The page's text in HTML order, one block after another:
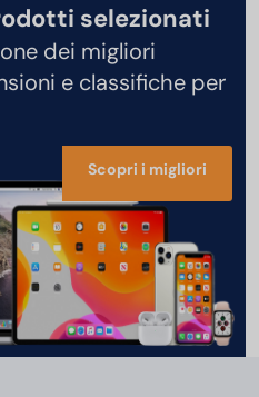
selezionati
dei migliori
e classifiche per
Scopri i migliori